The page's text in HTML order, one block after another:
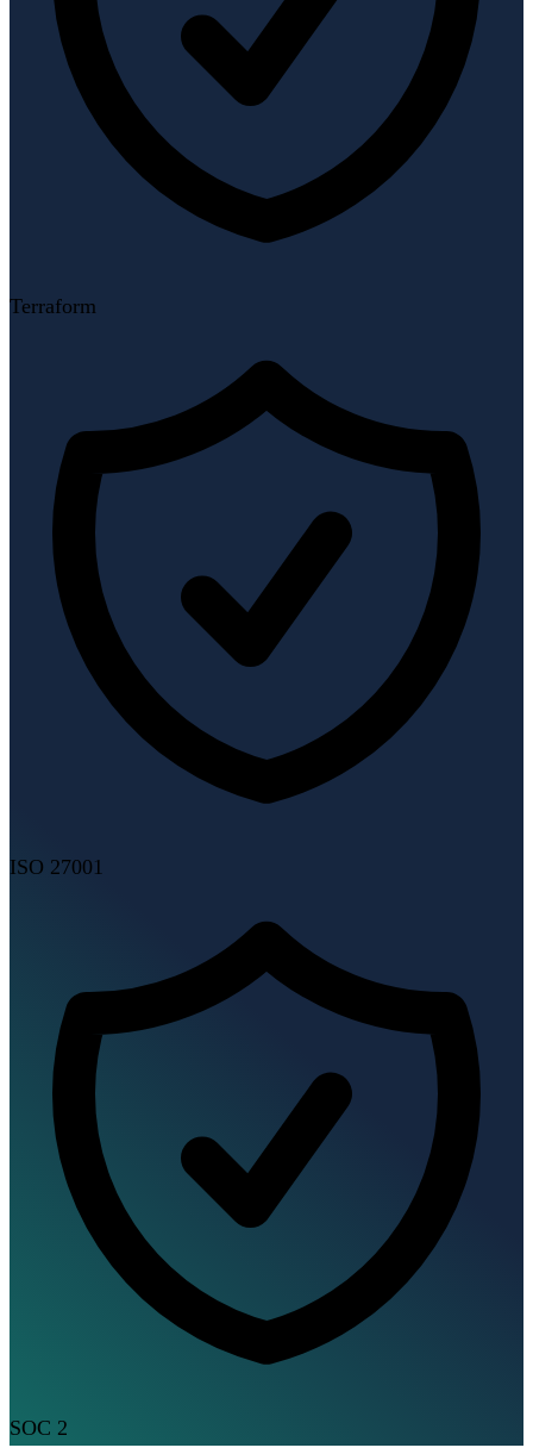
Terraform
ISO 27001
SOC 2